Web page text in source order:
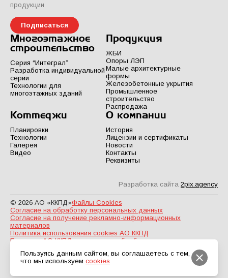
Пользуясь данным сайтом, вы соглашаетесь с тем,
что мы используем cookies
продукции
Подписаться
Многоэтажное
строительство
Серия “Интеграл”
Разработка индивидуальной
серии
Технологии для
многоэтажных зданий
Продукция
ЖБИ
Опоры ЛЭП
Малые архитектурные
формы
Железобетонные укрытия
Промышленное
строительство
Распродажа
Коттеджи
Планировки
Технологии
Галерея
Видео
О компании
История
Лицензии и сертификаты
Новости
Контакты
Реквизиты
Разработка сайта 2pix.agency
© 2026 АО «ККПД»Файлы Cookies
Согласие на обработку персональных данных
Согласие на получение рекламно-информационных
материалов
Политика использования cookies АО ККПД
Политика АО ККПД в отношении обработки персональных